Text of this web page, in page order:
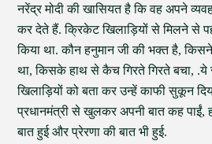
नरेंद्र मोदी की खासियत है कि वह अपने
कर देते हैं. क्रिकेट खिलाड़ियों से मिलने से
किया था. कौन हनुमान जी की भक्त है,
था, किसके हाथ से कैच गिरते गिरते बचा, .ये
खिलाड़ियों को बता कर उन्हें काफी सुकून
प्रधानमंत्री से खुलकर अपनी बात कह
बात हुई और प्रेरणा की बात भी हुई.